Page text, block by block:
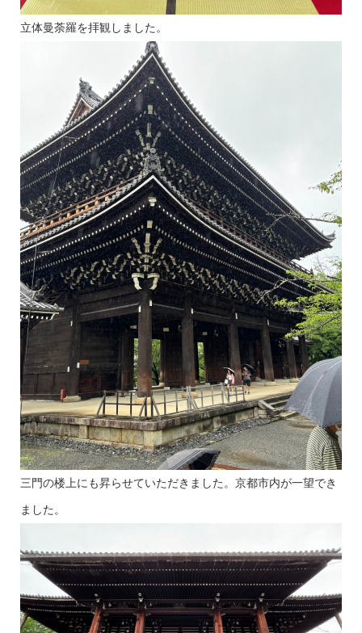
立体曼荼羅を拝観しました。
三門の楼上にも昇らせていただきました。京都市内が一望でき
ました。